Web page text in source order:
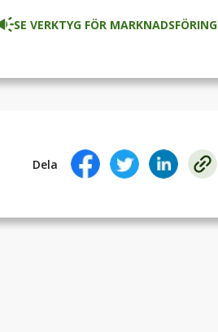
du vill göra det anonymt eller
SE VERKTYG FÖR MARKNADSFÖRING
Dela